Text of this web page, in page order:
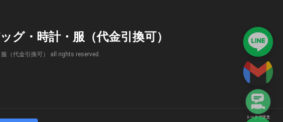
トークで注文
グ・時計・服（代金引換可）
（代金引換可） all rights reserved.